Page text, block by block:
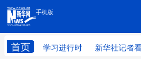
手机版
首页 学习进行时 新华社记者
手机版